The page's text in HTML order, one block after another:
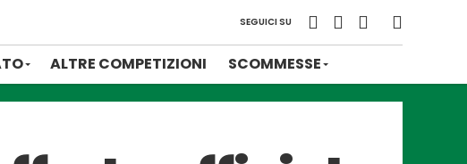
SEGUICI SU
ALTRE COMPETIZIONI SCOMMESSE